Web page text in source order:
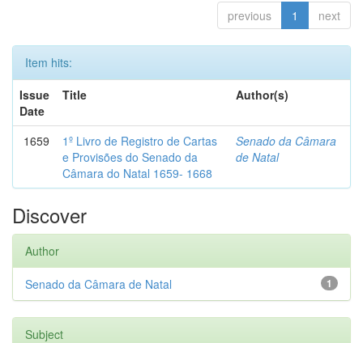
previous 1 next
Item hits:
Issue
Date
Title Author(s)
1659
1º Livro de Registro de Cartas
e Provisões do Senado da
Câmara do Natal 1659- 1668
Senado da Câmara
de Natal
Discover
Author
1
Senado da Câmara de Natal
Subject